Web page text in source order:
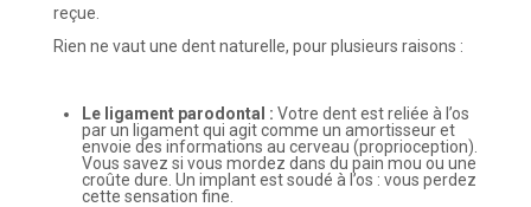
reçue.
Rien ne vaut une dent naturelle, pour plusieurs raisons :
Le ligament parodontal : Votre dent est reliée à l’os
par un ligament qui agit comme un amortisseur et
envoie des informations au cerveau (proprioception).
Vous savez si vous mordez dans du pain mou ou une
croûte dure. Un implant est soudé à l’os : vous perdez
cette sensation fine.